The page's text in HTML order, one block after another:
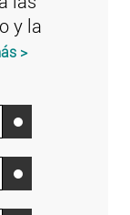
y la
>
‌
‌